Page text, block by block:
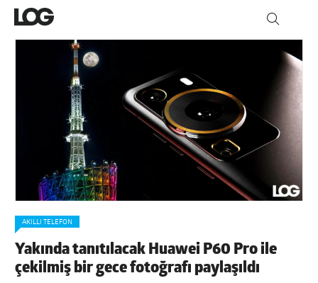
AKILLI TELEFON
Yakında tanıtılacak Huawei P60 Pro ile
çekilmiş bir gece fotoğrafı paylaşıldı